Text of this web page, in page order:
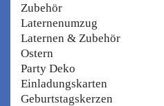
Zubehör
Laternenumzug
Laternen & Zubehör
Ostern
Party Deko
Einladungskarten
Geburtstagskerzen